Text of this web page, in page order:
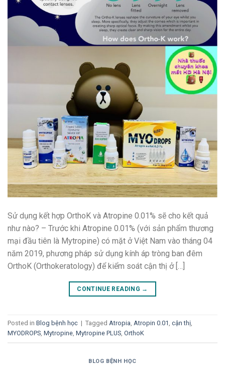
Sử dụng kết hợp OrthoK và Atropine 0.01% sẽ cho kết quả
như nào? – Trước khi Atropine 0.01% (với sản phẩm thương
mại đầu tiên là Mytropine) có mặt ở Việt Nam vào tháng 04
năm 2019, phương pháp sử dụng kính áp tròng ban đêm
OrthoK (Orthokeratology) để kiểm soát cận thị ở […]
CONTINUE READING →
Posted in Blog bệnh học | Tagged Atropia, Atropin 0.01, cận thị,
MYODROPS, Mytropine, Mytropine PLUS, OrthoK
BLOG BỆNH HỌC